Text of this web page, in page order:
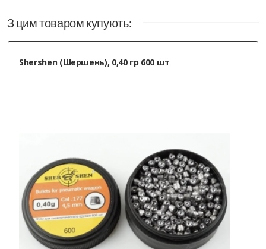
З цим товаром купують:
Shershen (Шершень), 0,40 гр 600 шт